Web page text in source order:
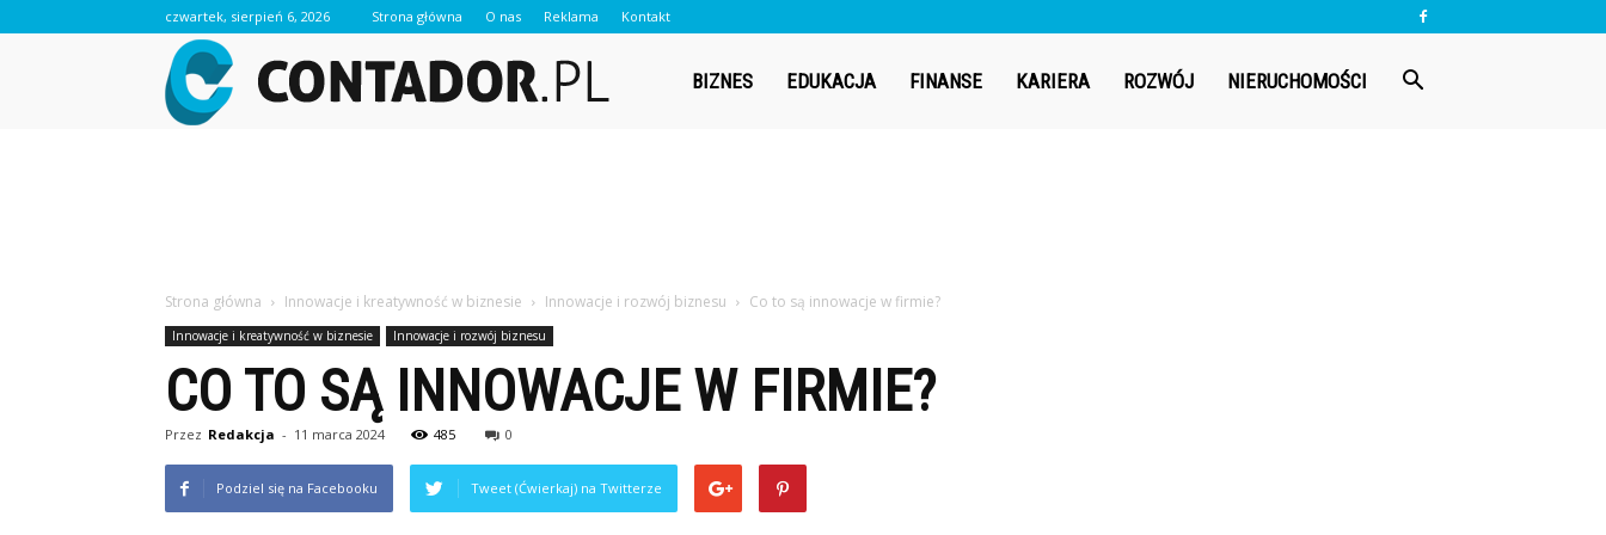
czwartek, sierpień 6, 2026 Strona główna O nas Reklama Kontakt
Contador.plBIZNES EDUKACJA FINANSE KARIERA ROZWÓJ NIERUCHOMOŚCI
Strona główna Innowacje i kreatywność w biznesie Innowacje i rozwój biznesu Co to są innowacje w firmie?
Innowacje i kreatywność w biznesie Innowacje i rozwój biznesu
CO TO SĄ INNOWACJE W FIRMIE?
Przez Redakcja - 11 marca 2024 485 0
Podziel się na Facebooku Tweet (Ćwierkaj) na Twitterze